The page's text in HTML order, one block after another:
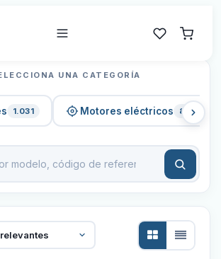
UNA CATEGORÍA
1.031 Motores eléctricos 820